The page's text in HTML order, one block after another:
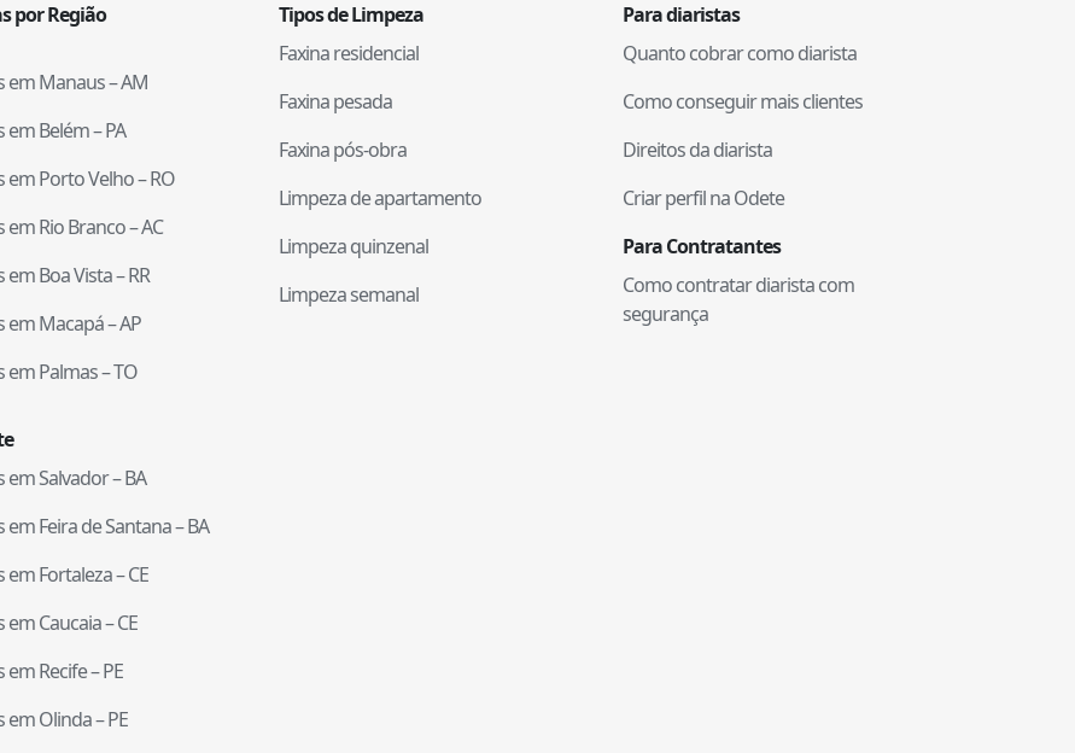
por Região
emManaus–AM
emBelém–PA
emPorto Velho–RO
emRio Branco–AC
emBoa Vista–RR
emMacapá–AP
emPalmas–TO
emSalvador–BA
emFeira de Santana–BA
emFortaleza–CE
emCaucaia–CE
emRecife–PE
emOlinda–PE
Tipos de Limpeza
Faxina residencial
Faxina pesada
Faxina pós-obra
Limpeza de apartamento
Limpeza quinzenal
Limpeza semanal
Para diaristas
Quanto cobrar como diarista
Como conseguir mais clientes
Direitos da diarista
Criar perfil na Odete
Para Contratantes
Como contratar diarista com
segurança